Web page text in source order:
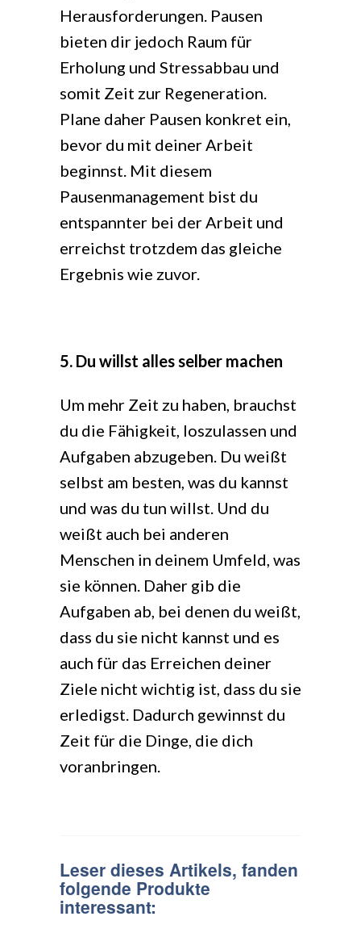
Herausforderungen. Pausen
bieten dir jedoch Raum für
Erholung und Stressabbau und
somit Zeit zur Regeneration.
Plane daher Pausen konkret ein,
bevor du mit deiner Arbeit
beginnst. Mit diesem
Pausenmanagement bist du
entspannter bei der Arbeit und
erreichst trotzdem das gleiche
Ergebnis wie zuvor.
5. Du willst alles selber machen
Um mehr Zeit zu haben, brauchst
du die Fähigkeit, loszulassen und
Aufgaben abzugeben. Du weißt
selbst am besten, was du kannst
und was du tun willst. Und du
weißt auch bei anderen
Menschen in deinem Umfeld, was
sie können. Daher gib die
Aufgaben ab, bei denen du weißt,
dass du sie nicht kannst und es
auch für das Erreichen deiner
Ziele nicht wichtig ist, dass du sie
erledigst. Dadurch gewinnst du
Zeit für die Dinge, die dich
voranbringen.
Leser dieses Artikels, fanden
folgende Produkte
interessant: